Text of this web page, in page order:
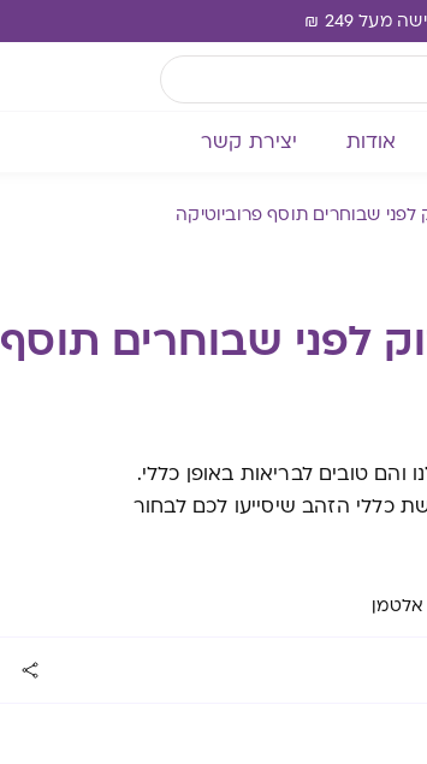
אודות יצירת קשר
שבוחרים תוסף פרוביוטיקה
לפני שבוחרים תוסף
והם טובים לבריאות באופן כללי.
כללי הזהב שיסייעו לכם לבחור